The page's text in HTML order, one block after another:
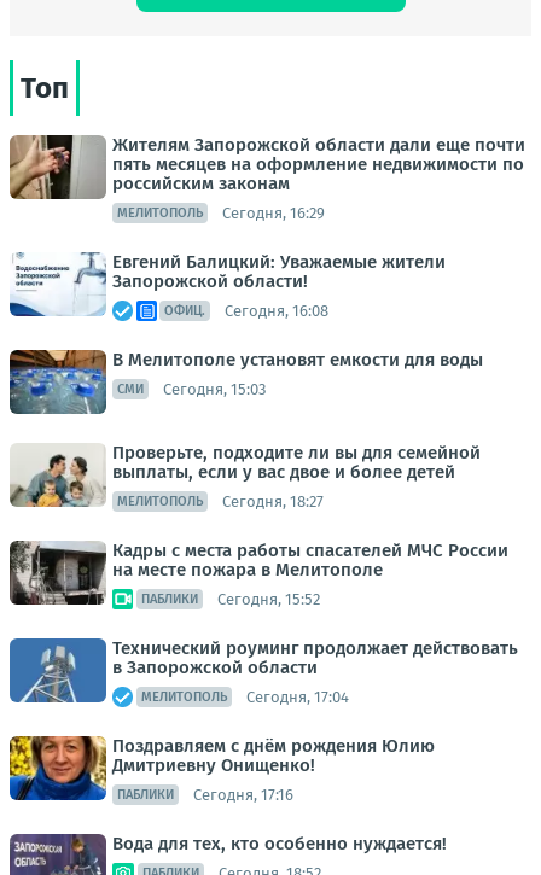
Топ
Жителям Запорожской области дали еще почти
пять месяцев на оформление недвижимости по
российским законам
МЕЛИТОПОЛЬ Сегодня, 16:29
Евгений Балицкий: Уважаемые жители
Запорожской области!
ОФИЦ. Сегодня, 16:08
В Мелитополе установят емкости для воды
СМИ Сегодня, 15:03
Проверьте, подходите ли вы для семейной
выплаты, если у вас двое и более детей
МЕЛИТОПОЛЬ Сегодня, 18:27
Кадры с места работы спасателей МЧС России
на месте пожара в Мелитополе
ПАБЛИКИ Сегодня, 15:52
Технический роуминг продолжает действовать
в Запорожской области
МЕЛИТОПОЛЬ Сегодня, 17:04
Поздравляем с днём рождения Юлию
Дмитриевну Онищенко!
ПАБЛИКИ Сегодня, 17:16
Вода для тех, кто особенно нуждается!